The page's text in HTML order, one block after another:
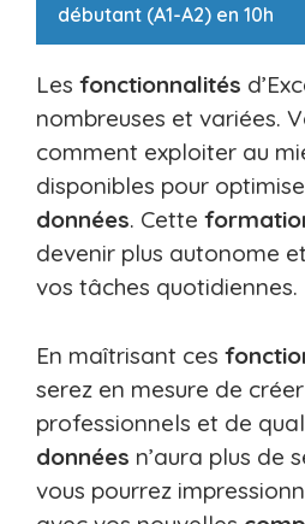
débutant (A1-A2) en 10h
Les fonctionnalités
nombreuses et variées.
comment exploiter au
disponibles pour
données. Cette
devenir plus autonome
vos tâches quotidiennes.
En maîtrisant ces
serez en mesure de
professionnels et de
données n’aura plus de
vous pourrez